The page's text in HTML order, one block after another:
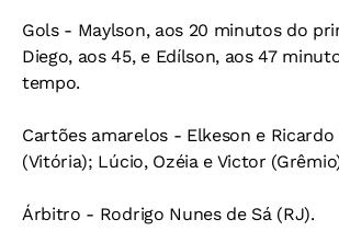
Gols - Maylson, aos 20 minutos do
Diego, aos 45, e Edílson, aos 47
tempo.
Cartões amarelos - Elkeson e Ricardo
(Vitória); Lúcio, Ozéia e Victor
Árbitro - Rodrigo Nunes de Sá (RJ).